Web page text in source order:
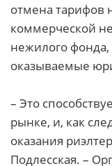
отмена тарифов
коммерческой
нежилого фонда,
оказываемые
– Это
рынке, и, как
оказания
Подлесская. –